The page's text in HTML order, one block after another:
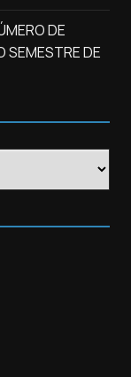
DE
SEMESTRE DE